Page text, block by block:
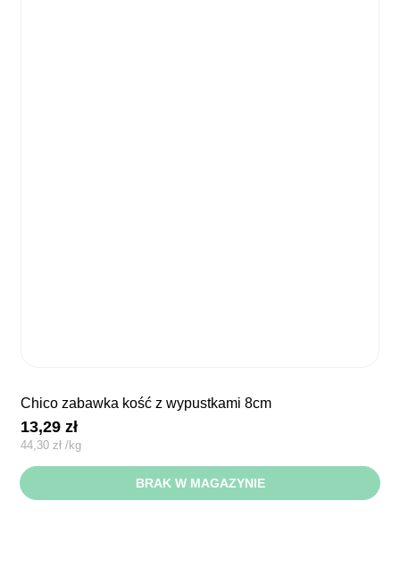
chico zabawka kość z wypustkami 8cm
13,29zł
44,30 zł /kg
BRAK W MAGAZYNIE